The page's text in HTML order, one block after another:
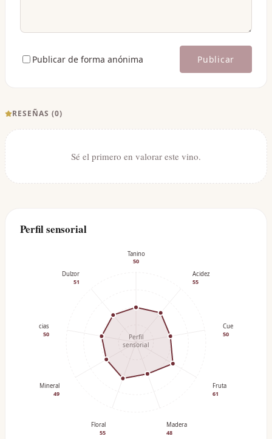
Publicar de forma anónima Publicar
RESEÑAS (0)
Sé el primero en valorar este vino.
Perfil sensorial
Tanino
50
Acidez
55
Cuerpo
50
Fruta
61
Madera
48
Floral
55
Mineral
49
Especias
50
Dulzor
51
Perfil
sensorial